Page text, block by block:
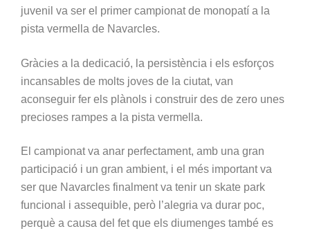
juvenil va ser el primer campionat de monopatí a la
pista vermella de Navarcles.
Gràcies a la dedicació, la persistència i els esforços
incansables de molts joves de la ciutat, van
aconseguir fer els plànols i construir des de zero unes
precioses rampes a la pista vermella.
El campionat va anar perfectament, amb una gran
participació i un gran ambient, i el més important va
ser que Navarcles finalment va tenir un skate park
funcional i assequible, però l’alegria va durar poc,
perquè a causa del fet que els diumenges també es